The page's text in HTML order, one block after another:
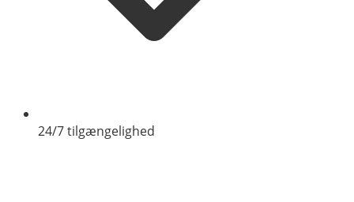
24/7 tilgængelighed